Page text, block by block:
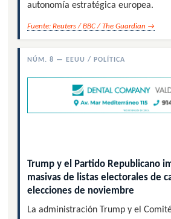
autonomía estratégica europea.
Fuente: Reuters / BBC / The Guardian →
NÚM. 8 — EEUU / POLÍTICA
Trump y el Partido Republicano
masivas de listas electorales de
elecciones de noviembre
La administración Trump y el